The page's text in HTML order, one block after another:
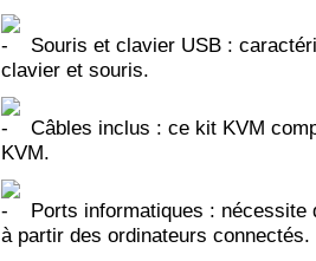
Souris et clavier USB :
clavier et souris.
Câbles inclus : ce kit KVM
KVM.
Ports informatiques :
à partir des ordinateurs connectés.